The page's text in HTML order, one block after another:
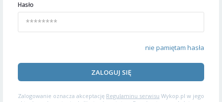
Hasło
nie pamiętam hasła
ZALOGUJ SIĘ
Zalogowanie oznacza akceptację Regulaminu serwisu Wykop.pl w jego